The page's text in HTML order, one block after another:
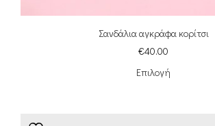
Σανδάλια αγκράφα κορίτσι
€40.00
Επιλογή